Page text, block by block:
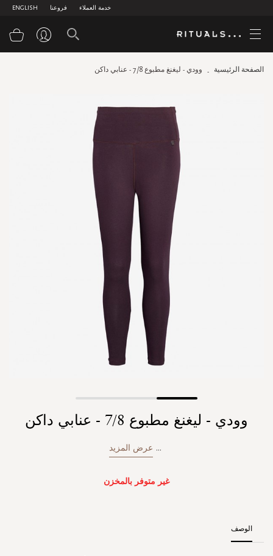
ENGLISH فروعنا خدمة العملاء
الصفحة الرئيسية وودي - ليغنغ مطبوع 7/8 - عنابي داكن
وودي - ليغنغ مطبوع 7/8 - عنابي داكن
... عرض المزيد
غير متوفر بالمخزن
الوصف